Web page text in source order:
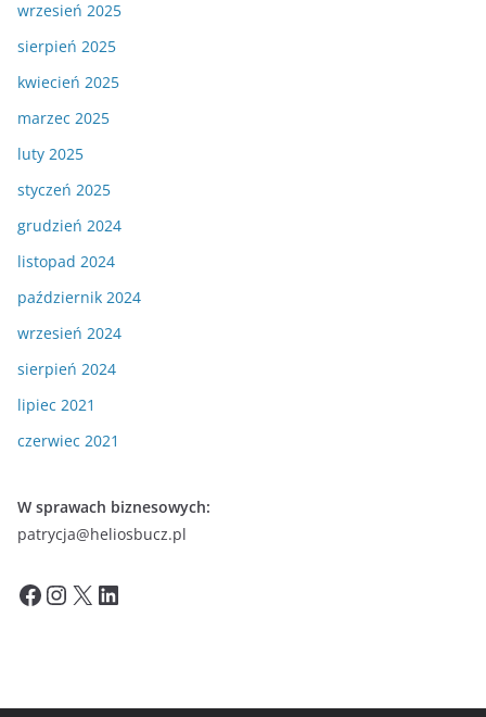
wrzesień 2025
sierpień 2025
kwiecień 2025
marzec 2025
luty 2025
styczeń 2025
grudzień 2024
listopad 2024
październik 2024
wrzesień 2024
sierpień 2024
lipiec 2021
czerwiec 2021
W sprawach biznesowych:
patrycja@heliosbucz.pl
Facebook InstagramX LinkedIn